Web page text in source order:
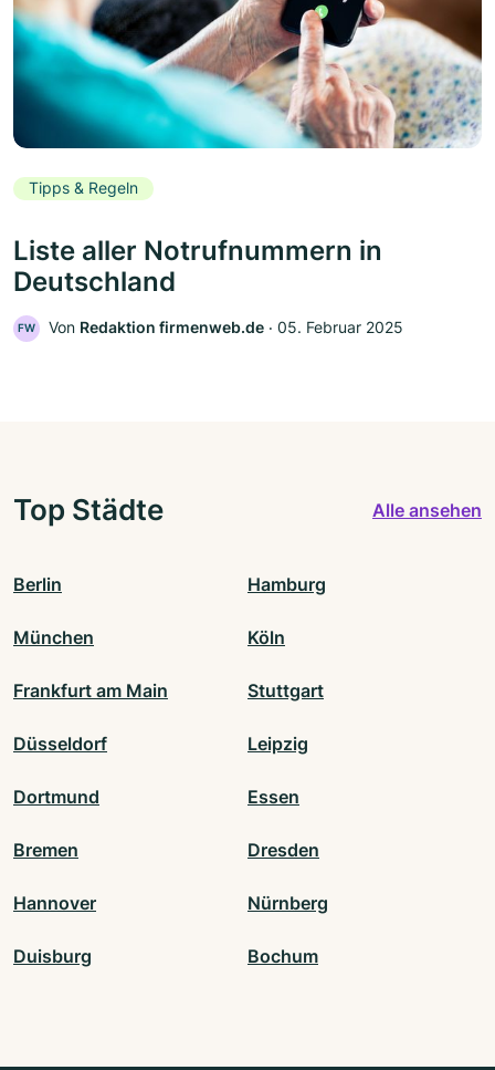
Tipps & Regeln
Liste aller Notrufnummern in
Deutschland
FW Von Redaktion firmenweb.de ‧ 05. Februar 2025
Top Städte Alle ansehen
Berlin Hamburg
München Köln
Frankfurt am Main Stuttgart
Düsseldorf Leipzig
Dortmund Essen
Bremen Dresden
Hannover Nürnberg
Duisburg Bochum